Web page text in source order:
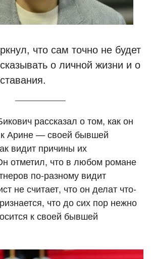
что сам точно не будет
о личной жизни и о
рассказал о том, как он
к Арине — своей бывшей
видит причины их
отметил, что в любом романе
по-разному видит
не считает, что он делат что-
что до сих пор нежно
к своей бывшей